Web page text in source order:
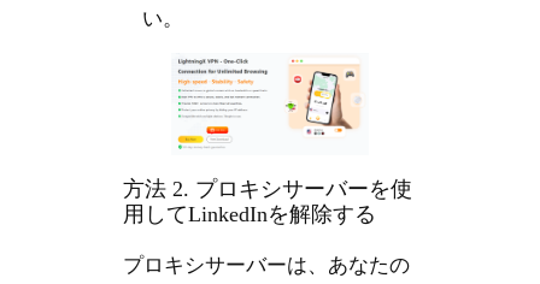
い。
方法 2. プロキシサーバーを使
用してLinkedInを解除する
プロキシサーバーは、あなたの